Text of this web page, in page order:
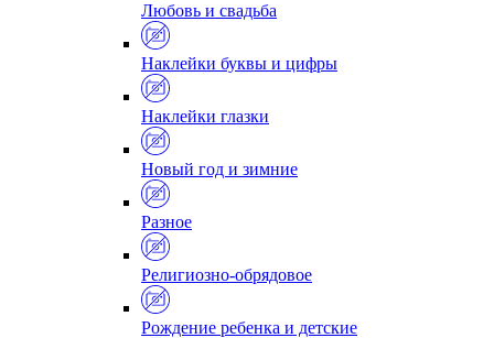
Любовь и свадьба
Наклейки буквы и цифры
Наклейки глазки
Новый год и зимние
Разное
Религиозно-обрядовое
Рождение ребенка и детские